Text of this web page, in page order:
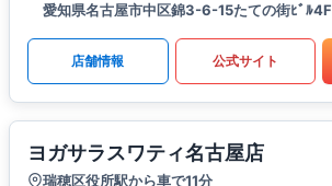
愛知県名古屋市中区錦3-6-15たての街ﾋﾞﾙ4F
店舗情報 公式サイト
ヨガサラスワティ名古屋店
瑞穂区役所駅から車で11分